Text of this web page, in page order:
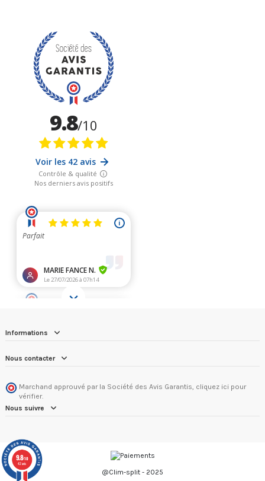
Informations
Nous contacter
Marchand approuvé par la Société des Avis Garantis, cliquez ici pour
vérifier.
Nous suivre
@Clim-split - 2025
9.8/10
42 avis